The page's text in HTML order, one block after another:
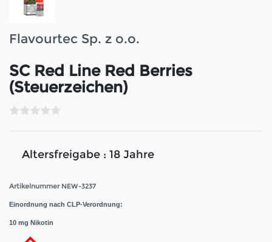
Flavourtec Sp. z o.o.
SC Red Line Red Berries
(Steuerzeichen)
Altersfreigabe : 18 Jahre
Artikelnummer NEW-3237
Einordnung nach CLP-Verordnung:
10 mg Nikotin